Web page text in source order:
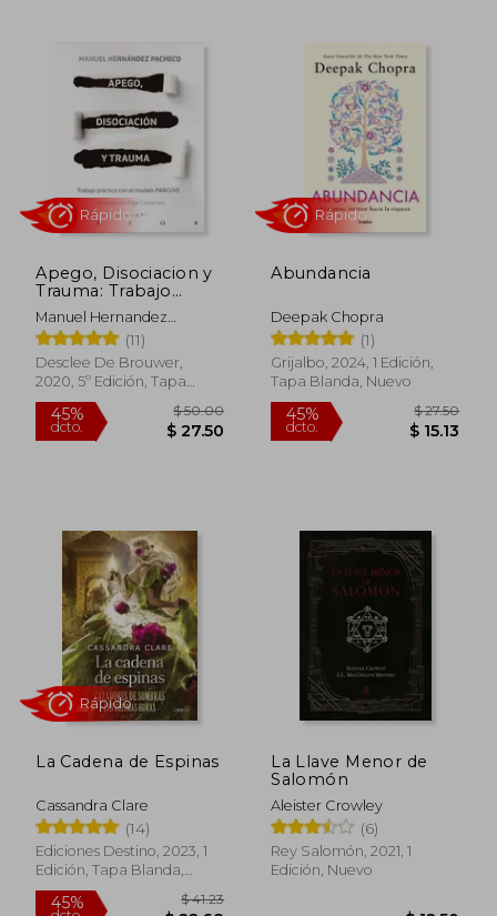
Rápido Rápido
Rápido Rápido
Apego, Disociacion y
Trauma: Trabajo
Practico con el
Modelo Parcuve
Manuel Hernandez
Pacheco
(11)
Desclee De Brouwer,
2020, 5º Edición, Tapa
Blanda, Nuevo
Abundancia
Deepak Chopra
(1)
Grijalbo, 2024, 1 Edición,
Tapa Blanda, Nuevo
La Cadena de Espinas
Cassandra Clare
(14)
Ediciones Destino, 2023, 1
Edición, Tapa Blanda,
Nuevo
La Llave Menor de
Salomón
Aleister Crowley
(6)
Rey Salomón, 2021, 1
Edición, Nuevo